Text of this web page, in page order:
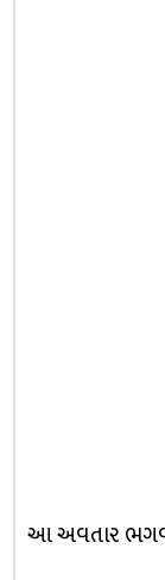
આ અવતાર